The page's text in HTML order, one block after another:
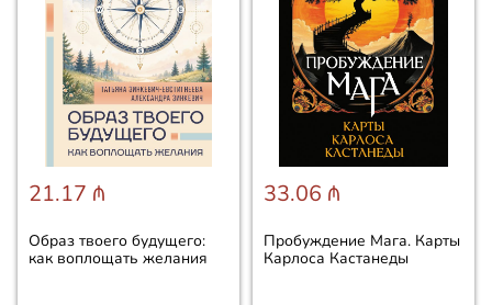
21.17 ₼
Образ твоего будущего:
как воплощать желания
33.06 ₼
Пробуждение Мага. Карты
Карлоса Кастанеды